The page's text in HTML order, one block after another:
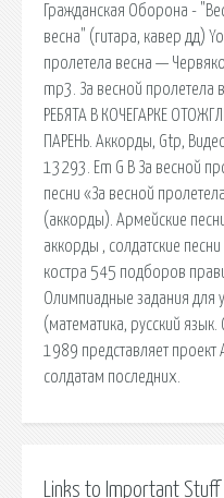
Гражданская Оборона -
весна" (гитара, кавер дд)
пролетела весна —
mp3. За весной пролетела
РЕБЯТА В КОЧЕГАРКЕ
ПАРЕНЬ. Аккорды, Gtp,
13293. Em G B За весной
песни «За весной
(аккорды). Армейские
аккорды , солдатские
костра 545 подборов
Олимпиадные задания для
(математика, русский
1989 представляет
солдатам последних.
Links to Important Stuff